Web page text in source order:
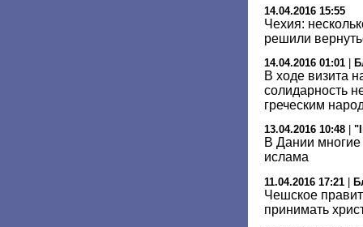
14.04.2016 15:55
Чехия:
решили
14.04.2016 01:01
В ходе визита
солидарность
греческим
13.04.2016 10:48
В Дании
ислама
11.04.2016 17:21 |
Чешское
принимать